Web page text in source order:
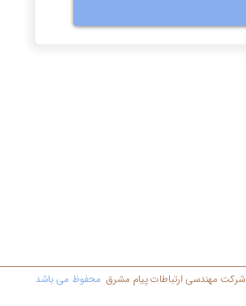
شرکت مهندسي ارتباطات پیام مشرق محفوظ مي باشد